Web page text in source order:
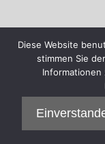
Diese Website
stimmen Sie